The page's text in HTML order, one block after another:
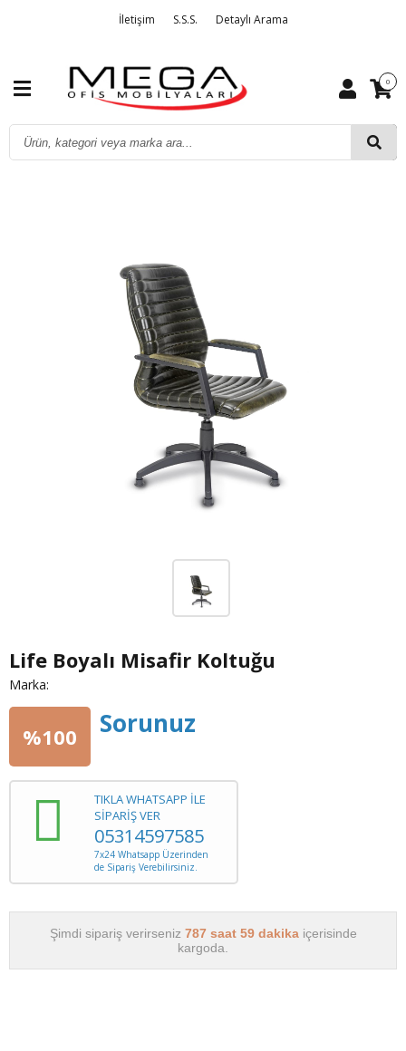
İletişim S.S.S. Detaylı Arama
0
Life Boyalı Misafir Koltuğu
Marka:
%100 Sorunuz
TIKLA WHATSAPP İLE
SİPARİŞ VER
05314597585
7x24 Whatsapp Üzerinden
de Sipariş Verebilirsiniz.
Şimdi sipariş verirseniz 787 saat 59 dakika içerisinde
kargoda.